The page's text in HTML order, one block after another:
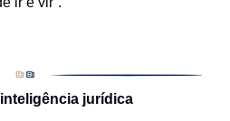
inteligência jurídica